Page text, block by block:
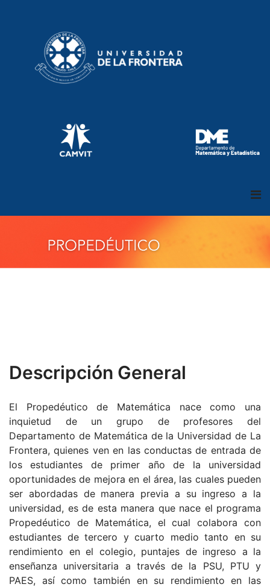
Descripción General
El Propedéutico de Matemática nace como una
inquietud de un grupo de profesores del
Departamento de Matemática de la Universidad de La
Frontera, quienes ven en las conductas de entrada de
los estudiantes de primer año de la universidad
oportunidades de mejora en el área, las cuales pueden
ser abordadas de manera previa a su ingreso a la
universidad, es de esta manera que nace el programa
Propedéutico de Matemática, el cual colabora con
estudiantes de tercero y cuarto medio tanto en su
rendimiento en el colegio, puntajes de ingreso a la
enseñanza universitaria a través de la PSU, PTU y
PAES, así como también en su rendimiento en las